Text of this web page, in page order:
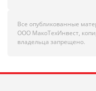
Все опубликованные
ООО МакоТехИнвест,
владельца запрещено.